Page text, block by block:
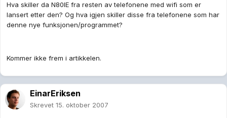
Hva skiller da N80IE fra resten av telefonene med wifi som er
lansert etter den? Og hva igjen skiller disse fra telefonene som har
denne nye funksjonen/programmet?
Kommer ikke frem i artikkelen.
EinarEriksen
Skrevet 15. oktober 2007